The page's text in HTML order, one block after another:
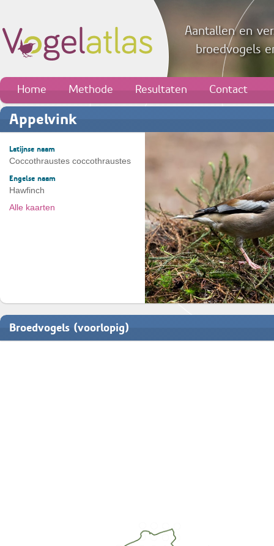
Aantallen en
broedvogels
Home Methode Resultaten Contact
Appelvink
Latijnse naam
Coccothraustes coccothraustes
Engelse naam
Hawfinch
Alle kaarten
Broedvogels (voorlopig)